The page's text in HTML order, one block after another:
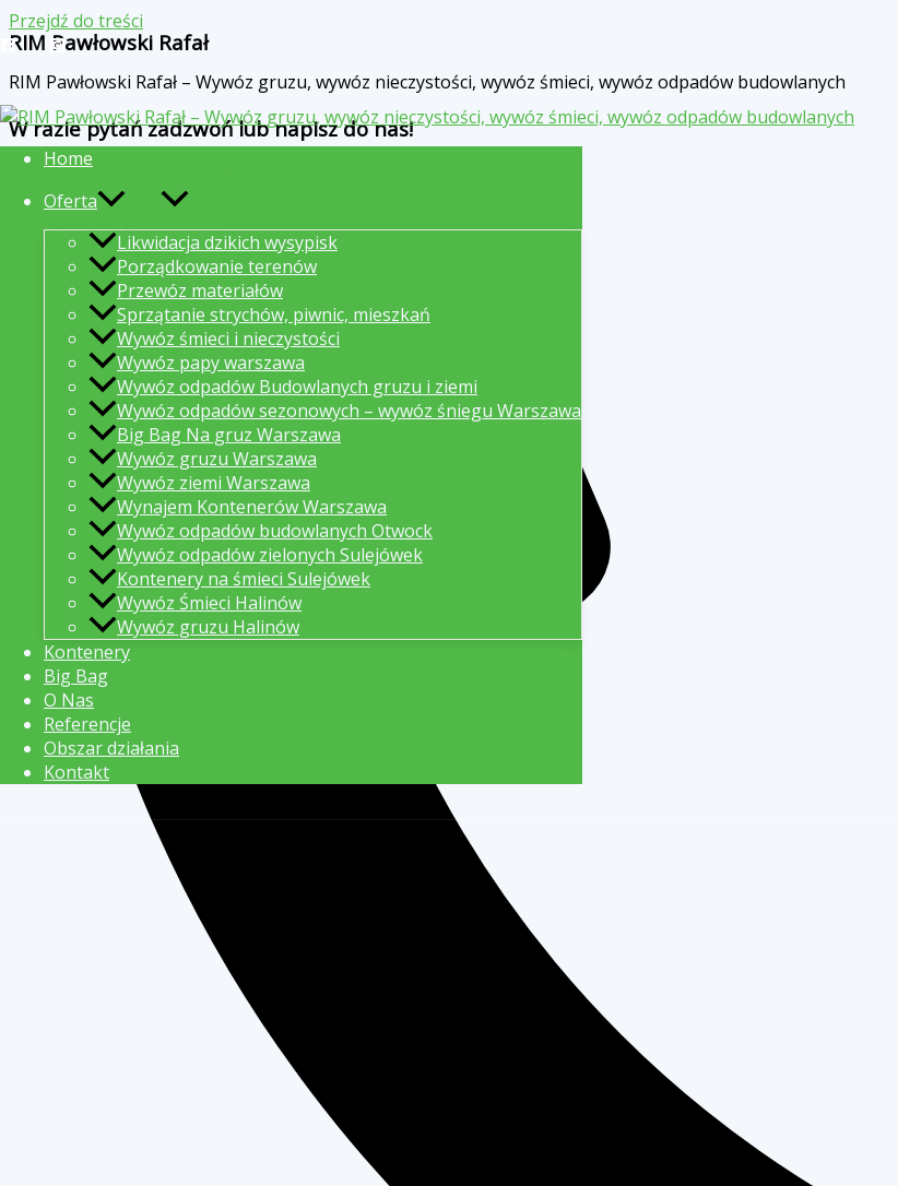
Przejdź do treści
Home
Oferta
Likwidacja dzikich wysypisk
Porządkowanie terenów
Przewóz materiałów
Sprzątanie strychów, piwnic, mieszkań
Wywóz śmieci i nieczystości
Wywóz papy warszawa
Wywóz odpadów Budowlanych gruzu i ziemi
Wywóz odpadów sezonowych – wywóz śniegu Warszawa
Big Bag Na gruz Warszawa
Wywóz gruzu Warszawa
Wywóz ziemi Warszawa
Wynajem Kontenerów Warszawa
Wywóz odpadów budowlanych Otwock
Wywóz odpadów zielonych Sulejówek
Kontenery na śmieci Sulejówek
Wywóz Śmieci Halinów
Wywóz gruzu Halinów
Kontenery
Big Bag
O Nas
Referencje
Obszar działania
Kontakt
RIM Pawłowski Rafał
RIM Pawłowski Rafał – Wywóz gruzu, wywóz nieczystości, wywóz śmieci, wywóz odpadów budowlanych
W razie pytań zadzwoń lub napisz do nas!